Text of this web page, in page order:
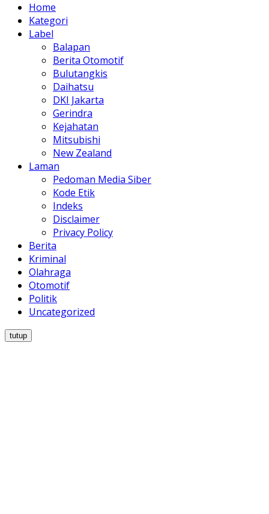
Home
Kategori
Label
Balapan
Berita Otomotif
Bulutangkis
Daihatsu
DKI Jakarta
Gerindra
Kejahatan
Mitsubishi
New Zealand
Laman
Pedoman Media Siber
Kode Etik
Indeks
Disclaimer
Privacy Policy
Berita
Kriminal
Olahraga
Otomotif
Politik
Uncategorized
tutup